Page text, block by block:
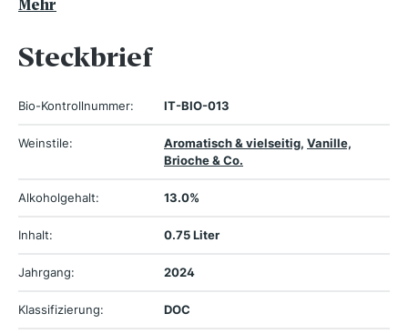
Mehr
Steckbrief
Bio-Kontrollnummer: IT-BIO-013
Weinstile: Aromatisch & vielseitig, Vanille,
Brioche & Co.
Alkoholgehalt: 13.0%
Inhalt: 0.75 Liter
Jahrgang: 2024
Klassifizierung: DOC